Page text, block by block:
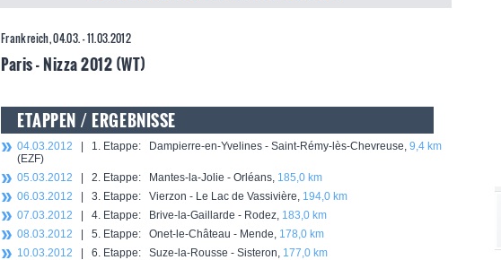
Frankreich, 04.03. - 11.03.2012
Paris - Nizza 2012 (WT)
ETAPPEN / ERGEBNISSE
04.03.2012 | 1. Etappe: Dampierre-en-Yvelines - Saint-Rémy-lès-Chevreuse, 9,4 km
(EZF)
05.03.2012 | 2. Etappe: Mantes-la-Jolie - Orléans, 185,0 km
06.03.2012 | 3. Etappe: Vierzon - Le Lac de Vassivière, 194,0 km
07.03.2012 | 4. Etappe: Brive-la-Gaillarde - Rodez, 183,0 km
08.03.2012 | 5. Etappe: Onet-le-Château - Mende, 178,0 km
10.03.2012 | 6. Etappe: Suze-la-Rousse - Sisteron, 177,0 km